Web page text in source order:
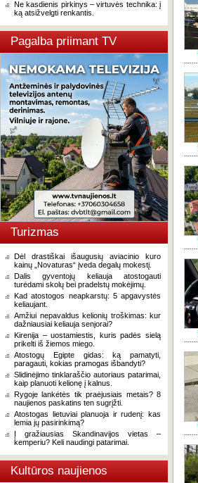
Ne kasdienis pirkinys – virtuvės technika: į
ką atsižvelgti renkantis.
Pagalba priimant TV
Turizmas
Dėl drastiškai išaugusių aviacinio kuro
kainų „Novaturas“ įveda degalų mokestį.
Dalis gyventojų keliauja atostogauti
turėdami skolų bei pradelstų mokėjimų.
Kad atostogos neapkarstų: 5 apgavystės
keliaujant.
Amžiui nepavaldus kelionių troškimas: kur
dažniausiai keliauja senjorai?
Kirenija – uostamiestis, kuris padės sielą
prikelti iš žiemos miego.
Atostogų Egipte gidas: ką pamatyti,
paragauti, kokias pramogas išbandyti?
Slidinėjimo tinklaraščio autoriaus patarimai,
kaip planuoti kelionę į kalnus.
Rygoje lankėtės tik praėjusiais metais? 8
naujienos paskatins ten sugrįžti.
Atostogas lietuviai planuoja ir rudenį: kas
lemia jų pasirinkimą?
Į gražiausias Skandinavijos vietas –
kemperiu? Keli naudingi patarimai.
Kultūros naujienos